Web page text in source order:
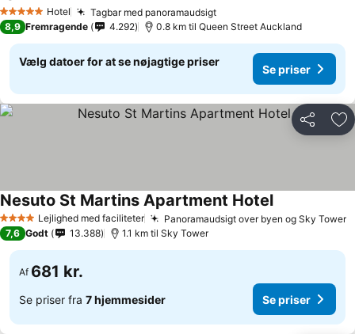
5 Stjerner Hotel Tagbar med panoramaudsigt
8,9 Fremragende 4.292 0.8 km til Queen Street Auckland
Vælg datoer for at se nøjagtige priser
Se priser
Del
4 StjernerLejlighed med faciliteter Panoramaudsigt over byen og Sky Tower
Nesuto St Martins Apartment Hotel
7,6 Godt 13.388 1.1 km til Sky Tower
Af 681 kr.
Se priser fra 7 hjemmesider Se priser